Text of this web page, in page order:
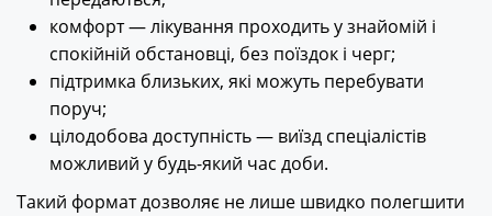
комфорт — лікування проходить у знайомій і
спокійній обстановці, без поїздок і черг;
підтримка близьких, які можуть перебувати
поруч;
цілодобова доступність — виїзд спеціалістів
можливий у будь-який час доби.
Такий формат дозволяє не лише швидко полегшити